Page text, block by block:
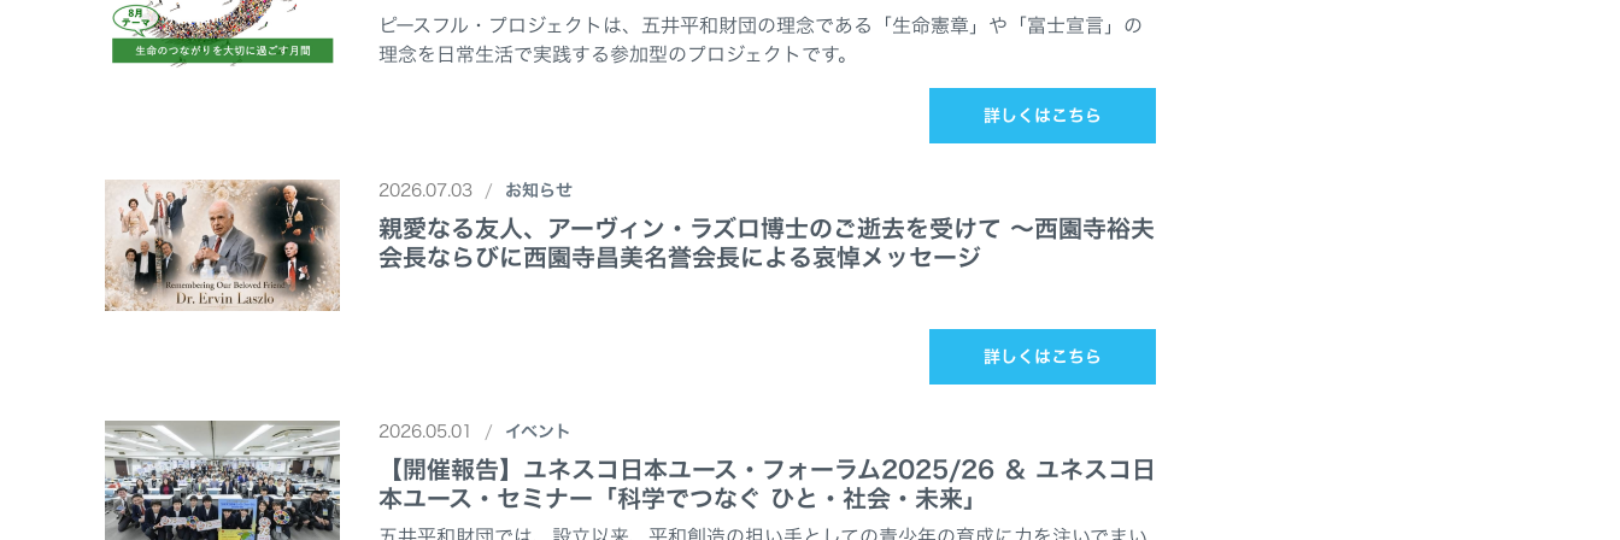
ピースフル・プロジェクトは、五井平和財団の理念である「生命憲章」や「富士宣言」の
理念を日常生活で実践する参加型のプロジェクトです。
詳しくはこちら
2026.07.03 お知らせ
親愛なる友人、アーヴィン・ラズロ博士のご逝去を受けて ～西園寺裕夫
会長ならびに西園寺昌美名誉会長による哀悼メッセージ
詳しくはこちら
2026.05.01 イベント
【開催報告】ユネスコ日本ユース・フォーラム2025/26 ＆ ユネスコ日
本ユース・セミナー「科学でつなぐ ひと・社会・未来」